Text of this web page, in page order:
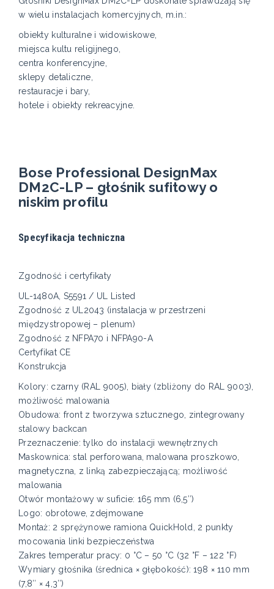
w wielu instalacjach komercyjnych, m.in.:
obiekty kulturalne i widowiskowe,
miejsca kultu religijnego,
centra konferencyjne,
sklepy detaliczne,
restauracje i bary,
hotele i obiekty rekreacyjne.
Bose Professional DesignMax
DM2C-LP – głośnik sufitowy o
niskim profilu
Specyfikacja techniczna
Zgodność i certyfikaty
UL-1480A, S5591 / UL Listed
Zgodność z UL2043 (instalacja w przestrzeni
międzystropowej – plenum)
Zgodność z NFPA70 i NFPA90-A
Certyfikat CE
Konstrukcja
Kolory: czarny (RAL 9005), biały (zbliżony do RAL 9003),
możliwość malowania
Obudowa: front z tworzywa sztucznego, zintegrowany
stalowy backcan
Przeznaczenie: tylko do instalacji wewnętrznych
Maskownica: stal perforowana, malowana proszkowo,
magnetyczna, z linką zabezpieczającą; możliwość
malowania
Otwór montażowy w suficie: 165 mm (6,5″)
Logo: obrotowe, zdejmowane
Montaż: 2 sprężynowe ramiona QuickHold, 2 punkty
mocowania linki bezpieczeństwa
Zakres temperatur pracy: 0 °C – 50 °C (32 °F – 122 °F)
Wymiary głośnika (średnica × głębokość): 198 × 110 mm
(7,8″ × 4,3″)